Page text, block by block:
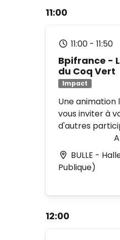
Diriger dans un
11:00
11:00 - 11:50
Bpifrance -
du Coq Vert
Impact
Une animation
vous inviter à
d'autres
autour des 5
adaptation,
énergétique,
interne.
Caroline
BULLE -
Publique)
12:00